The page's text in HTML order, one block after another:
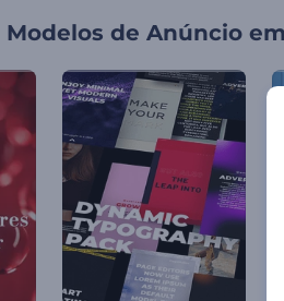
Modelos de Anúncio